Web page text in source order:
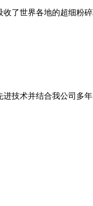
了世界各地的超细粉
技术并结合我公司多